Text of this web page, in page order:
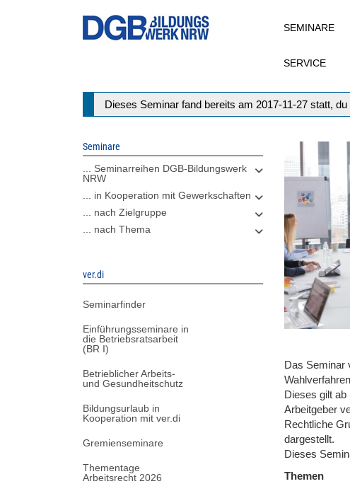
SEMINARE
SERVICE
Statusmeldung
Dieses Seminar fand bereits am 2017-11-27 statt,
Seminare
... Seminarreihen DGB-Bildungswerk
NRW
... in Kooperation mit Gewerkschaften
... nach Zielgruppe
... nach Thema
ver.di
Seminarfinder
Einführungsseminare in
die Betriebsratsarbeit
(BR I)
Betrieblicher Arbeits-
und Gesundheitschutz
Bildungsurlaub in
Kooperation mit ver.di
Gremienseminare
Thementage
Arbeitsrecht 2026
Das Seminar
Dieses gilt
Arbeitgeber
Rechtliche
dargestellt.
Dieses
Themen